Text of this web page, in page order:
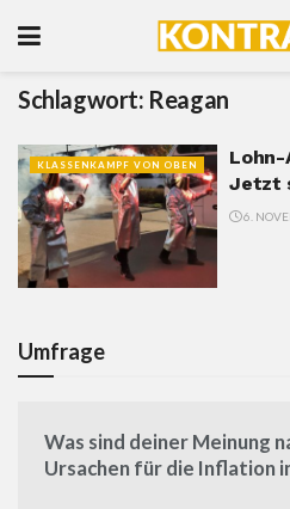
Schlagwort: Reagan
KLASSENKAMPF VON OBEN
Lohn-
Jetzt
6.
Umfrage
Was sind deiner Meinung
Ursachen für die Inflation